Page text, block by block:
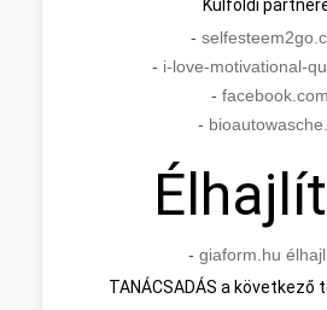
Külföldi
-
- i-love-motivational-
- facebook.com
-
- giaform.hu
TANÁCSADÁS a következő